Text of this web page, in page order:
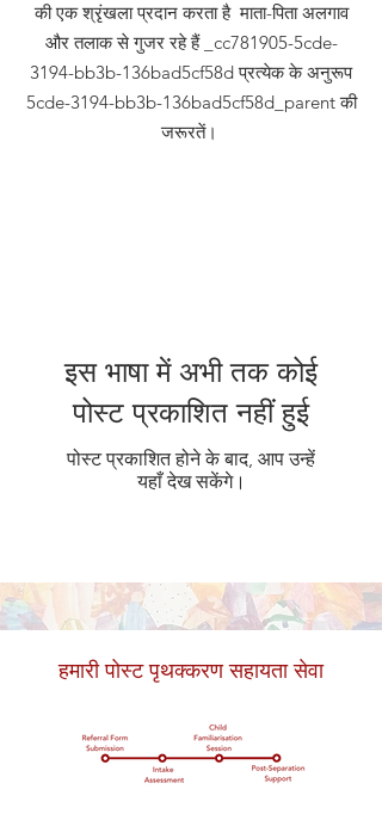
की एक श्रृंखला प्रदान करता है माता-पिता अलगाव
और तलाक से गुजर रहे हैं _cc781905-5cde-
3194-bb3b-136bad5cf58d प्रत्येक के अनुरूप
5cde-3194-bb3b-136bad5cf58d_parent की
जरूरतें।
इस भाषा में अभी तक कोई
पोस्ट प्रकाशित नहीं हुई
पोस्ट प्रकाशित होने के बाद, आप उन्हें
यहाँ देख सकेंगे।
हमारी पोस्ट पृथक्करण सहायता सेवा